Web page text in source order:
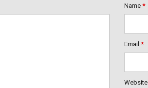
Name *
Email *
Website